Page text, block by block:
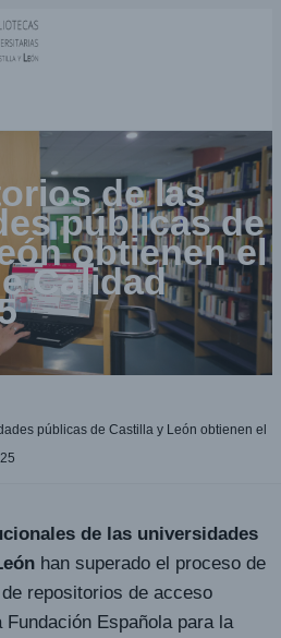
de las
públicas de
obtienen el
Calidad
públicas de Castilla y León obtienen el
de las universidades
han superado el proceso de
repositorios de acceso
Española para la